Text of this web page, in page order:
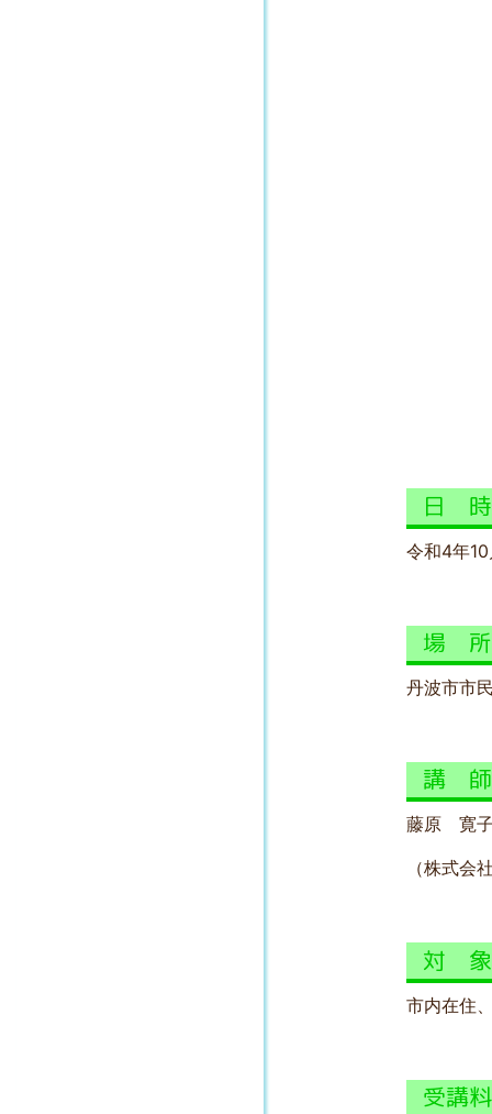
日 時
令和4年
場 所
丹波市市
講 師
藤原 寛
（株式会
対 象
市内在住
受講料